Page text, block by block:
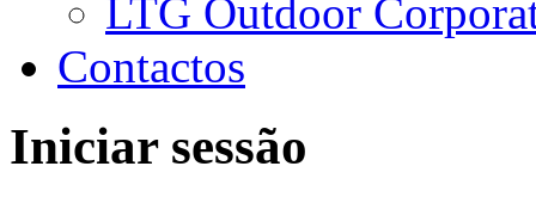
LTG Outdoor
Contactos
Iniciar sessão